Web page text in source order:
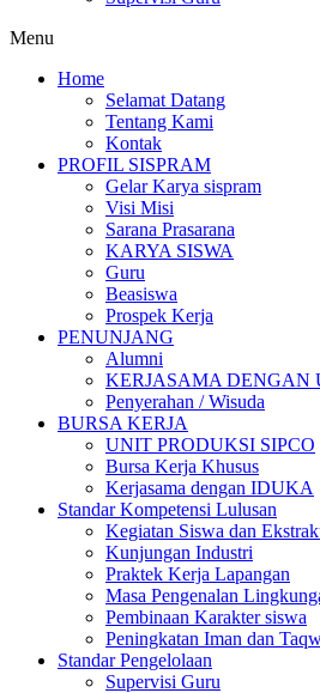
Menu
Home
Selamat Datang
Tentang Kami
Kontak
PROFIL SISPRAM
Gelar Karya sispram
Visi Misi
Sarana Prasarana
KARYA SISWA
Guru
Beasiswa
Prospek Kerja
PENUNJANG
Alumni
KERJASAMA DENGAN
Penyerahan / Wisuda
BURSA KERJA
UNIT PRODUKSI SIPCO
Bursa Kerja Khusus
Kerjasama dengan IDUKA
Standar Kompetensi Lulusan
Kegiatan Siswa dan
Kunjungan Industri
Praktek Kerja Lapangan
Masa Pengenalan
Pembinaan Karakter siswa
Peningkatan Iman dan
Standar Pengelolaan
Supervisi Guru